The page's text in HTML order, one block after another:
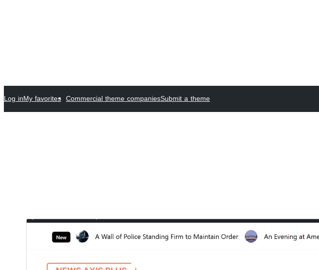
Submit a theme
Commercial theme companies
My favorites
Log in
Preview
Download